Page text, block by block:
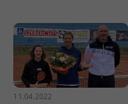
11.04.2022